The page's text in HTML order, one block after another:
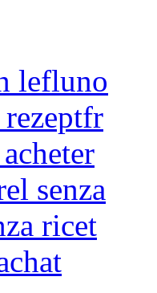
lefluno
senza
ricet